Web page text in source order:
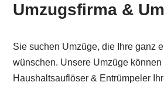
Umzugsfirma &
Sie suchen Umzüge, die Ihre ganz
wünschen. Unsere Umzüge
Haushaltsauflöser & Entrümpeler